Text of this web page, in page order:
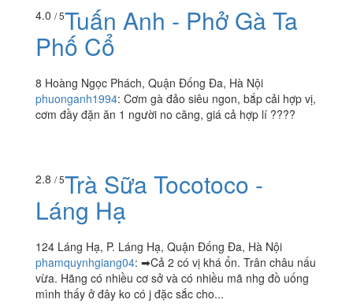
110 E3 Thái Thịnh, P. Thịnh Quang, Quận Đống Đa, Hà
Nội
nguyenvananh15588
đây. Suất chả khá đầy đặn. Chả nướng thơm mềm, ăn
sẽ ủng...
Phố Cổ
8 Hoàng Ngọc Phách, Quận Đống Đa, Hà Nội
cơm đầy đặn ăn 1 người no căng, giá cả hợp lí ????